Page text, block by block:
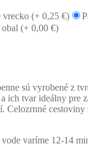
vrecko (+ 0,25 €)
(+ 0,00 €)
sú vyrobené z
ich tvar ideálny pre
Celozrnné
varíme 12-14